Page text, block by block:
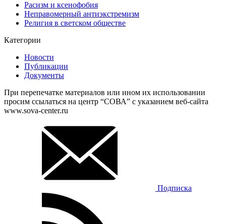
Расизм и ксенофобия
Неправомерный антиэкстремизм
Религия в светском обществе
Категории
Новости
Публикации
Документы
При перепечатке материалов или ином их использовании
просим ссылаться на центр “СОВА” с указанием веб-сайта
www.sova-center.ru
Подписка